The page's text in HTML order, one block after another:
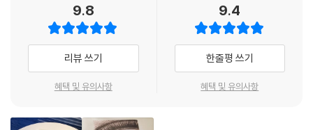
9.8
리뷰 쓰기
혜택 및 유의사항
9.4
한줄평 쓰기
혜택 및 유의사항